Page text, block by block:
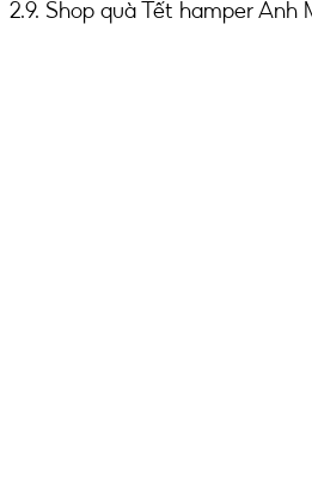
2.9. Shop quà Tết hamper Anh